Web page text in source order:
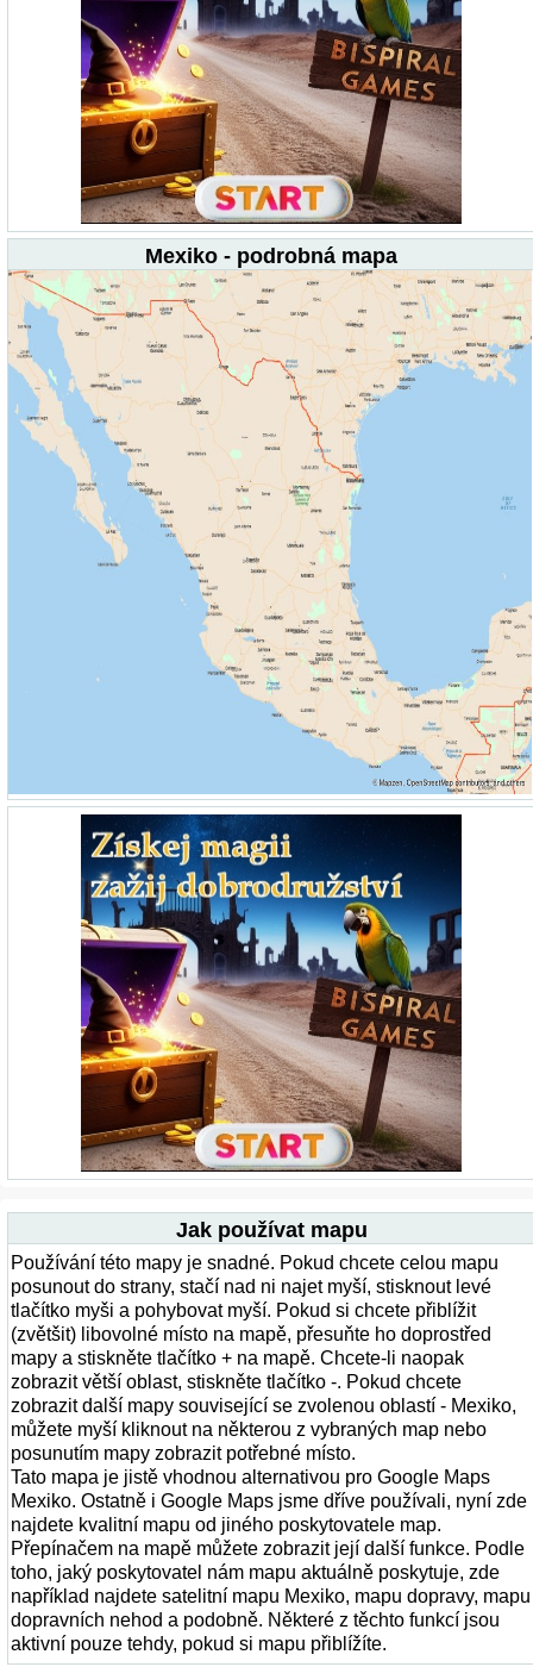
Mexiko - podrobná mapa
Jak používat mapu
Používání této mapy je snadné. Pokud chcete celou mapu
posunout do strany, stačí nad ni najet myší, stisknout levé
tlačítko myši a pohybovat myší. Pokud si chcete přiblížit
(zvětšit) libovolné místo na mapě, přesuňte ho doprostřed
mapy a stiskněte tlačítko + na mapě. Chcete-li naopak
zobrazit větší oblast, stiskněte tlačítko -. Pokud chcete
zobrazit další mapy související se zvolenou oblastí - Mexiko,
můžete myší kliknout na některou z vybraných map nebo
posunutím mapy zobrazit potřebné místo.
Tato mapa je jistě vhodnou alternativou pro Google Maps
Mexiko. Ostatně i Google Maps jsme dříve používali, nyní zde
najdete kvalitní mapu od jiného poskytovatele map.
Přepínačem na mapě můžete zobrazit její další funkce. Podle
toho, jaký poskytovatel nám mapu aktuálně poskytuje, zde
například najdete satelitní mapu Mexiko, mapu dopravy, mapu
dopravních nehod a podobně. Některé z těchto funkcí jsou
aktivní pouze tehdy, pokud si mapu přiblížíte.